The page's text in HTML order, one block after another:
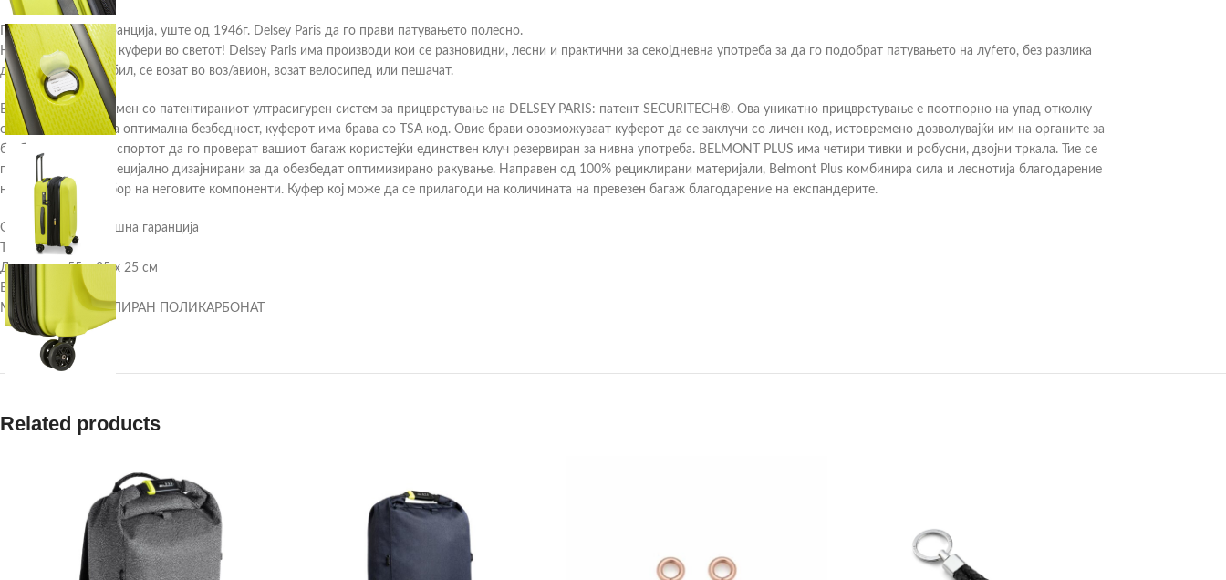
Произведени во Франција, уште од 1946г. Delsey Paris да го прави патувањето полесно.
Најпознат бренд за куфери во светот! Delsey Paris има производи кои се разновидни, лесни и практични за секојдневна употреба за да го подобрат патувањето на луѓето, без разлика
дали возат автомобил, се возат во воз/авион, возат велосипед или пешачат.
Belmont Plus е опремен со патентираниот ултрасигурен систем за прицврстување на DELSEY PARIS: патент SECURITECH®. Ова уникатно прицврстување е поотпорно на упад отколку
обичниот патент. За оптимална безбедност, куферот има брава со TSA код. Овие брави овозможуваат куферот да се заклучи со личен код, истовремено дозволувајќи им на органите за
безбедност на транспортот да го проверат вашиот багаж користејќи единствен клуч резервиран за нивна употреба. BELMONT PLUS има четири тивки и робусни, двојни тркала. Тие се
повеќенасочни и специјално дизајнирани за да обезбедат оптимизирано ракување. Направен од 100% рециклирани материјали, Belmont Plus комбинира сила и леснотија благодарение
на ригорозниот избор на неговите компоненти. Куфер кој може да се прилагоди на количината на превезен багаж благодарение на експандерите.
Ограничена 5-годишна гаранција
Тежина: 2,8 кг
Димензии: 55 x 35 x 25 см
Волумен: 39 Л
Материјал: РЕЦИКЛИРАН ПОЛИКАРБОНАТ
Related products